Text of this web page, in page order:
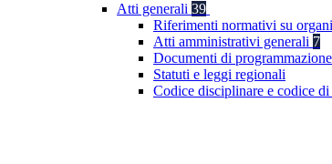
Atti generali 39
Riferimenti normativi su
Atti amministrativi generali 7
Documenti di
Statuti e leggi regionali
Codice disciplinare e codice di